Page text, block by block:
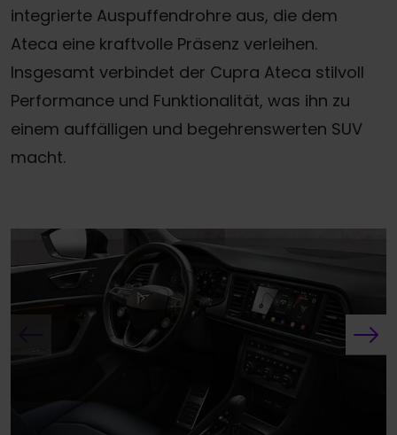
integrierte Auspuffendrohre aus, die dem
Ateca eine kraftvolle Präsenz verleihen.
Insgesamt verbindet der Cupra Ateca stilvoll
Performance und Funktionalität, was ihn zu
einem auffälligen und begehrenswerten SUV
macht.